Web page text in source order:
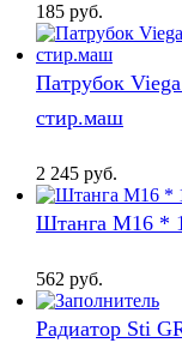
185 руб.
Патрубок
стир.маш
2 245 руб.
Штанга М16 *
562 руб.
Радиатор Sti